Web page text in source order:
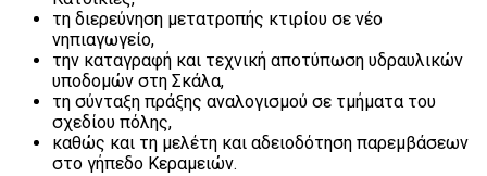
τη διερεύνηση μετατροπής κτιρίου σε νέο
νηπιαγωγείο,
την καταγραφή και τεχνική αποτύπωση υδραυλικών
υποδομών στη Σκάλα,
τη σύνταξη πράξης αναλογισμού σε τμήματα του
σχεδίου πόλης,
καθώς και τη μελέτη και αδειοδότηση παρεμβάσεων
στο γήπεδο Κεραμειών.